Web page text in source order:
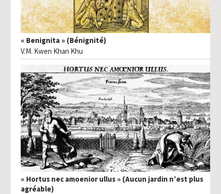
« Benignita » (Bénignité)
V.M. Kwen Khan Khu
« Hortus nec amoenior ullus » (Aucun jardin n’est plus
agréable)